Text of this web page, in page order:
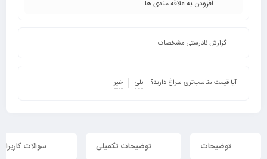
افزودن به علاقه مندی ها
گزارش نادرستی مشخصات
آیا قیمت مناسب‌تری سراغ دارید؟ بلی خیر
توضیحات توضیحات تکمیلی سوالات کاربران